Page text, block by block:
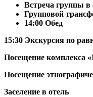
Встреча группы в
Групповой
14:00 Обед
15:30 Экскурсия по
Посещение комплекса
Посещение
Заселение в отель